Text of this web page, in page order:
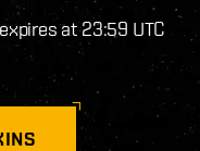
at 23:59 UTC